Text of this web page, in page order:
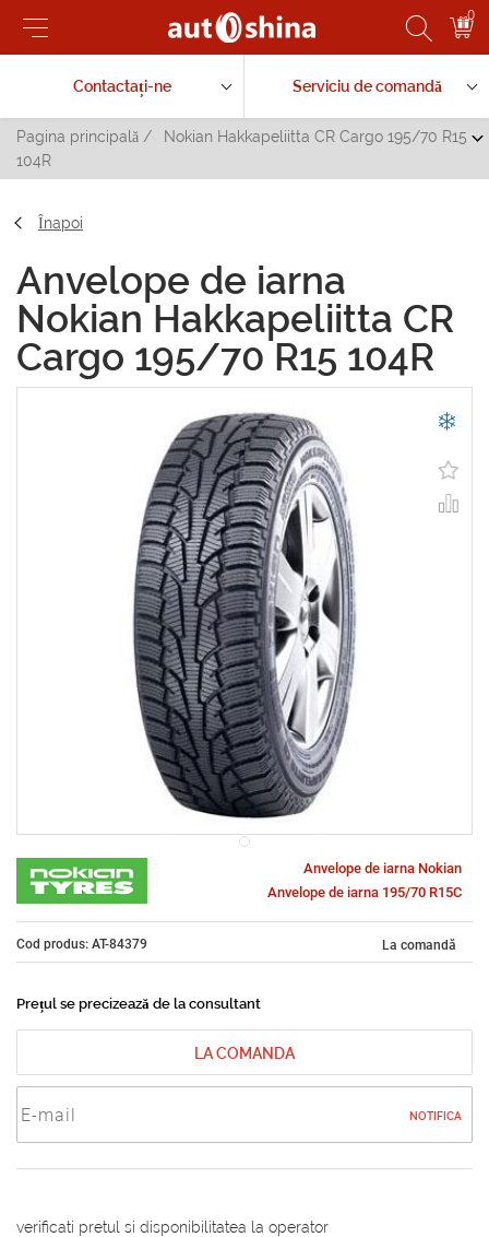
0
Contactați-ne Serviciu de comandă
Pagina principală /
Nokian Hakkapeliitta CR Cargo 195/70 R15
104R
Înapoi
Anvelope de iarna
Nokian Hakkapeliitta CR
Cargo 195/70 R15 104R
Anvelope de iarna Nokian
Anvelope de iarna 195/70 R15C
Cod produs: AT-84379 La comandă
Prețul se precizează de la consultant
LA COMANDA
NOTIFICA
verificati pretul si disponibilitatea la operator